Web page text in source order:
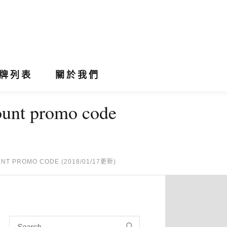
列表 關於我們
promo code
PROMO CODE (2018/01/17更新)